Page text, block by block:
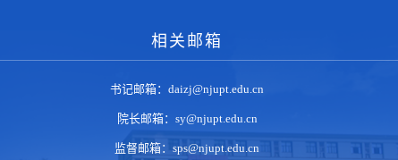
相关邮箱
书记邮箱：daizj@njupt.edu.cn
院长邮箱：sy@njupt.edu.cn
监督邮箱：sps@njupt.edu.cn